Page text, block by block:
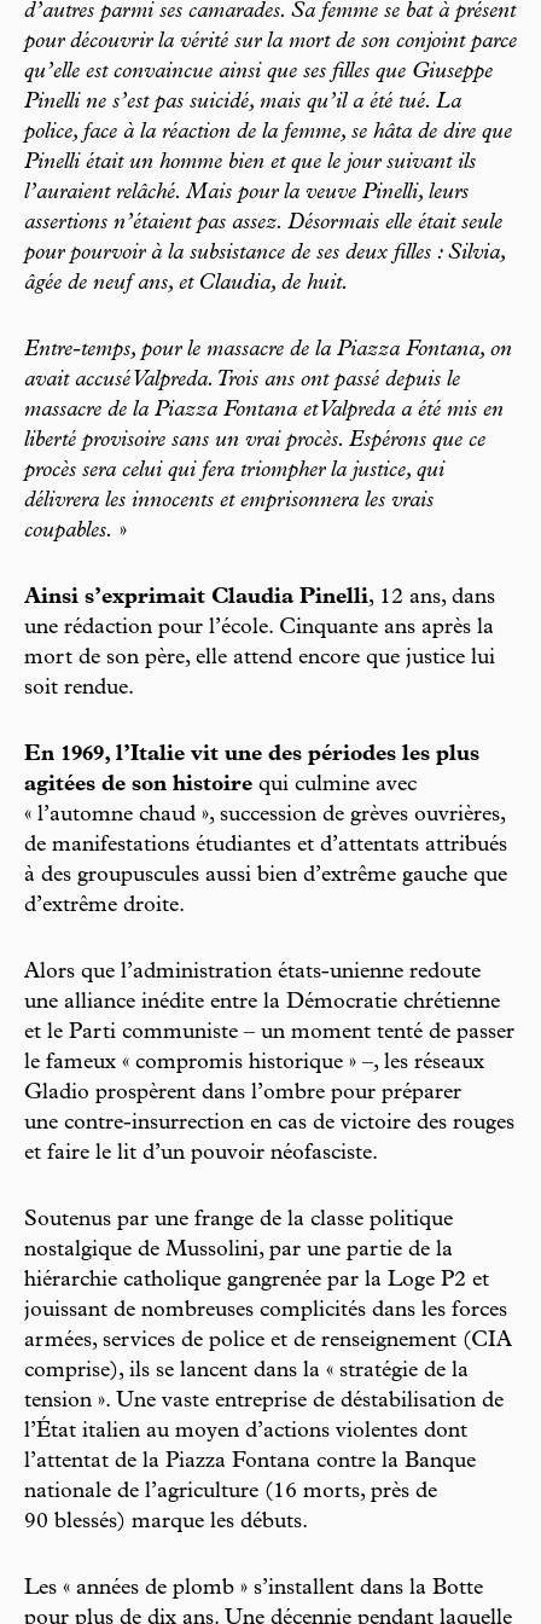
d’autres parmi ses camarades. Sa femme se bat à présent
pour découvrir la vérité sur la mort de son conjoint parce
qu’elle est convaincue ainsi que ses filles que Giuseppe
Pinelli ne s’est pas suicidé, mais qu’il a été tué. La
police, face à la réaction de la femme, se hâta de dire que
Pinelli était un homme bien et que le jour suivant ils
l’auraient relâché. Mais pour la veuve Pinelli, leurs
assertions n’étaient pas assez. Désormais elle était seule
pour pourvoir à la subsistance de ses deux filles : Silvia,
âgée de neuf ans, et Claudia, de huit.
Entre-temps, pour le massacre de la Piazza Fontana, on
avait accusé Valpreda. Trois ans ont passé depuis le
massacre de la Piazza Fontana et Valpreda a été mis en
liberté provisoire sans un vrai procès. Espérons que ce
procès sera celui qui fera triompher la justice, qui
délivrera les innocents et emprisonnera les vrais
coupables. »
Ainsi s’exprimait Claudia Pinelli, 12 ans, dans
une rédaction pour l’école. Cinquante ans après la
mort de son père, elle attend encore que justice lui
soit rendue.
En 1969, l’Italie vit une des périodes les plus
agitées de son histoire qui culmine avec
« l’automne chaud », succession de grèves ouvrières,
de manifestations étudiantes et d’attentats attribués
à des groupuscules aussi bien d’extrême gauche que
d’extrême droite.
Alors que l’administration états-unienne redoute
une alliance inédite entre la Démocratie chrétienne
et le Parti communiste – un moment tenté de passer
le fameux « compromis historique » –, les réseaux
Gladio prospèrent dans l’ombre pour préparer
une contre-insurrection en cas de victoire des rouges
et faire le lit d’un pouvoir néofasciste.
Soutenus par une frange de la classe politique
nostalgique de Mussolini, par une partie de la
hiérarchie catholique gangrenée par la Loge P2 et
jouissant de nombreuses complicités dans les forces
armées, services de police et de renseignement (CIA
comprise), ils se lancent dans la « stratégie de la
tension ». Une vaste entreprise de déstabilisation de
l’État italien au moyen d’actions violentes dont
l’attentat de la Piazza Fontana contre la Banque
nationale de l’agriculture (16 morts, près de
90 blessés) marque les débuts.
Les « années de plomb » s’installent dans la Botte
pour plus de dix ans. Une décennie pendant laquelle